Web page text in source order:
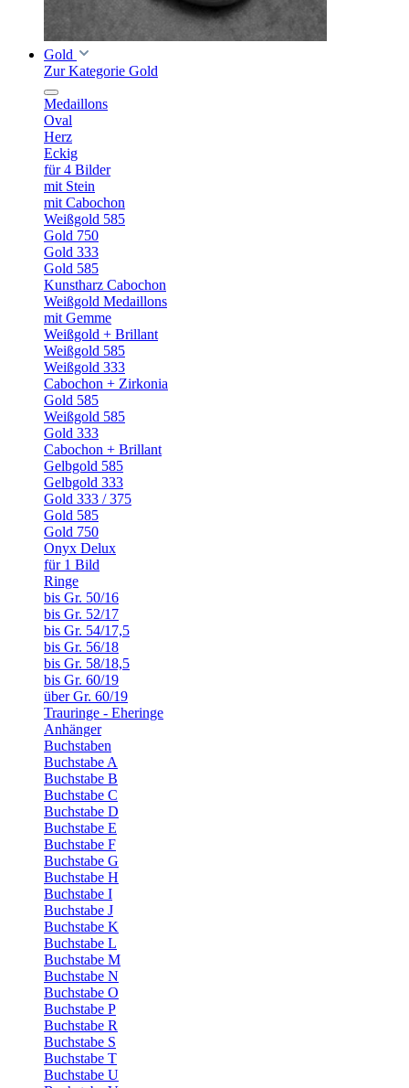
Gold
Zur Kategorie Gold
Medaillons
Oval
Herz
Eckig
für 4 Bilder
mit Stein
mit Cabochon
Weißgold 585
Gold 750
Gold 333
Gold 585
Kunstharz Cabochon
Weißgold Medaillons
mit Gemme
Weißgold + Brillant
Weißgold 585
Weißgold 333
Cabochon + Zirkonia
Gold 585
Weißgold 585
Gold 333
Cabochon + Brillant
Gelbgold 585
Gelbgold 333
Gold 333 / 375
Gold 585
Gold 750
Onyx Delux
für 1 Bild
Ringe
bis Gr. 50/16
bis Gr. 52/17
bis Gr. 54/17,5
bis Gr. 56/18
bis Gr. 58/18,5
bis Gr. 60/19
über Gr. 60/19
Trauringe - Eheringe
Anhänger
Buchstaben
Buchstabe A
Buchstabe B
Buchstabe C
Buchstabe D
Buchstabe E
Buchstabe F
Buchstabe G
Buchstabe H
Buchstabe I
Buchstabe J
Buchstabe K
Buchstabe L
Buchstabe M
Buchstabe N
Buchstabe O
Buchstabe P
Buchstabe R
Buchstabe S
Buchstabe T
Buchstabe U